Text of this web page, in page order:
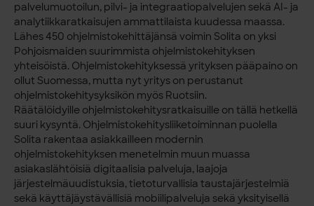
palvelumuotoilun, pilvi- ja integraatiopalvelujen sekä AI- ja
analytiikkaratkaisujen ammattilaista kuudessa maassa.
Lähes 450 ohjelmistokehittäjänsä voimin Solita on yksi
Pohjoismaiden suurimmista ohjelmistokehityksen
yhteisöistä. Ohjelmistokehityksessä yrityksen pääpaino on
ollut Suomessa, mutta nyt yritys on perustanut
ohjelmistokehitysyksikön myös Ruotsiin.
Räätälöidyille ohjelmistokehitysratkaisuille on tällä hetkellä
suuri kysyntä. Ohjelmistokehitysliiketoiminnan puolella
Solita rakentaa asiakkailleen modernin
ohjelmistokehityksen menetelmin muun muassa
asiakaslähtöisiä digitaalisia palveluja, laajoja
järjestelmäuudistuksia, tietoturvallisia taustajärjestelmiä
sekä käyttäjäystävällisiä mobiilipalveluja sekä yksityisellä